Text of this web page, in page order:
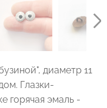
диаметр 11
Глазки-
горячая эмаль -